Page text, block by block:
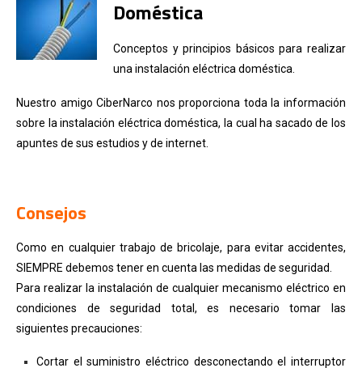
Doméstica
Conceptos y principios básicos para realizar
una instalación eléctrica doméstica.
Nuestro amigo CiberNarco nos proporciona toda la información
sobre la instalación eléctrica doméstica, la cual ha sacado de los
apuntes de sus estudios y de internet.
Consejos
Como en cualquier trabajo de bricolaje, para evitar accidentes,
SIEMPRE debemos tener en cuenta las medidas de seguridad.
Para realizar la instalación de cualquier mecanismo eléctrico en
condiciones de seguridad total, es necesario tomar las
siguientes precauciones:
Cortar el suministro eléctrico desconectando el interruptor